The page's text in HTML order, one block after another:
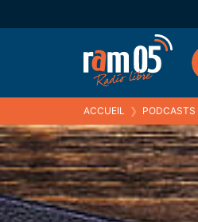
ACCUEIL ❯ PODCASTS